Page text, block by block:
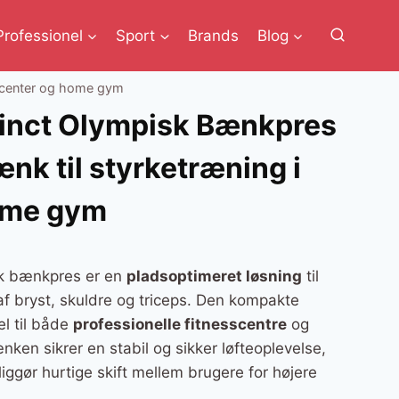
Sport Brands Blog
og home gym
Olympisk Bænkpres
til styrketræning i
gym
bænkpres er en pladsoptimeret løsning til
bryst, skuldre og triceps. Den kompakte
til både professionelle fitnesscentreog
sikrer en stabil og sikker løfteoplevelse,
hurtige skift mellem brugere for højere